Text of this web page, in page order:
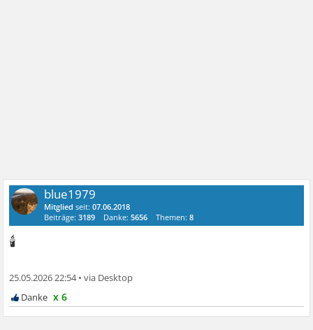
blue1979
Mitglied seit:07.06.2018
Beiträge:3189 Danke:5656 Themen:8
🕯
25.05.2026 22:54•
x 6